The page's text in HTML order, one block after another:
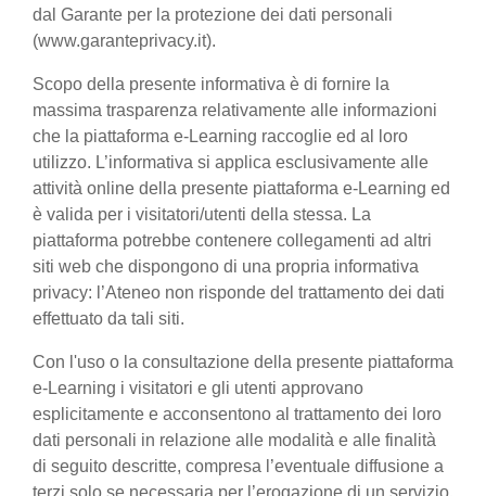
dal Garante per la protezione dei dati personali
(www.garanteprivacy.it).
Scopo della presente informativa è di fornire la
massima trasparenza relativamente alle informazioni
che la piattaforma e-Learning raccoglie ed al loro
utilizzo. L’informativa si applica esclusivamente alle
attività online della presente piattaforma e-Learning ed
è valida per i visitatori/utenti della stessa. La
piattaforma potrebbe contenere collegamenti ad altri
siti web che dispongono di una propria informativa
privacy: l’Ateneo non risponde del trattamento dei dati
effettuato da tali siti.
Con l'uso o la consultazione della presente piattaforma
e-Learning i visitatori e gli utenti approvano
esplicitamente e acconsentono al trattamento dei loro
dati personali in relazione alle modalità e alle finalità
di seguito descritte, compresa l’eventuale diffusione a
terzi solo se necessaria per l’erogazione di un servizio.